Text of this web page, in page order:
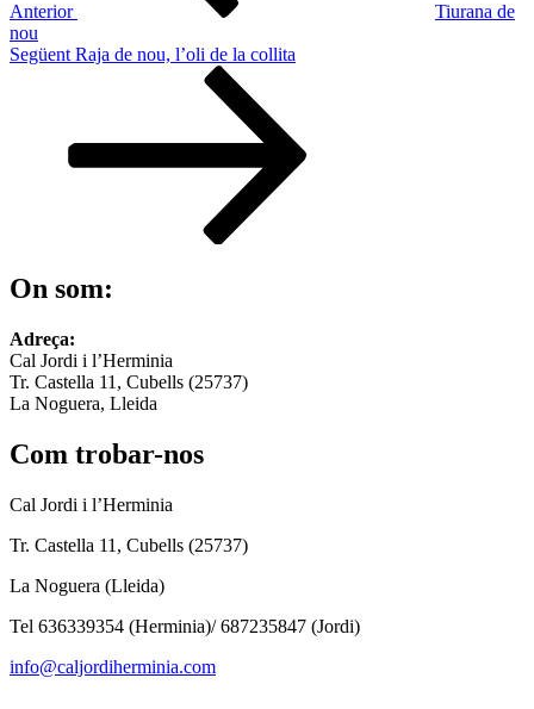
Anterior
Tiurana de
nou
Entrada
Següent Raja de nou, l’oli de la collita
On som:
Adreça:
Cal Jordi i l’Herminia
Tr. Castella 11, Cubells (25737)
La Noguera, Lleida
Com trobar-nos
Cal Jordi i l’Herminia
Tr. Castella 11, Cubells (25737)
La Noguera (Lleida)
Tel 636339354 (Herminia)/ 687235847 (Jordi)
info@caljordiherminia.com